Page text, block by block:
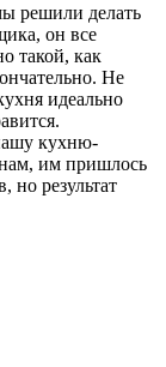
решили делать
он все
такой, как
Не
идеально
кухню-
им пришлось
но результат